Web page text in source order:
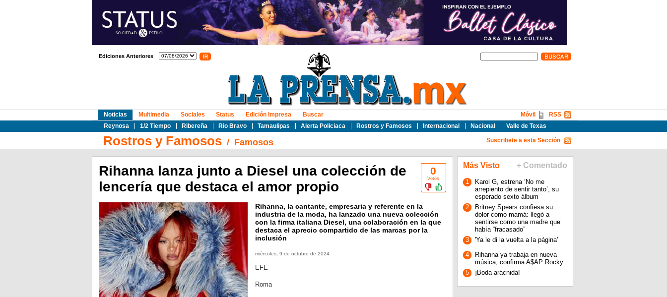
Ediciones Anteriores
Noticias
Reynosa
1/2 Tiempo Ribereña Rio Bravo Tamaulipas Alerta Policiaca Rostros y Famosos Internacional Nacional Valle de Texas
Multimedia Sociales Status Edición Impresa Buscar RSS
Móvil
Rostros y Famosos/ Famosos Suscribete a esta Sección
0
Votos
Rihanna lanza junto a Diesel una colección de
lencería que destaca el amor propio
Rihanna, la cantante, empresaria y referente en la
industria de la moda, ha lanzado una nueva colección
con la firma italiana Diesel, una colaboración en la que
destaca el aprecio compartido de las marcas por la
inclusión
miércoles, 9 de octubre de 2024
EFE
Roma
Más Visto + Comentado
1
Karol G, estrena ‘No me
arrepiento de sentir tanto’, su
esperado sexto álbum
2
Britney Spears confiesa su
dolor como mamá: llegó a
sentirse como una madre que
había “fracasado”
3
'Ya le di la vuelta a la página'
4
Rihanna ya trabaja en nueva
música, confirma A$AP Rocky
5
¡Boda arácnida!